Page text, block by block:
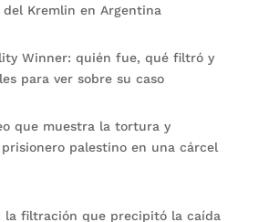
Kremlin en Argentina
Winner: quién fue, qué filtró y
para ver sobre su caso
que muestra la tortura y
palestino en una cárcel
la filtración que precipitó la caída